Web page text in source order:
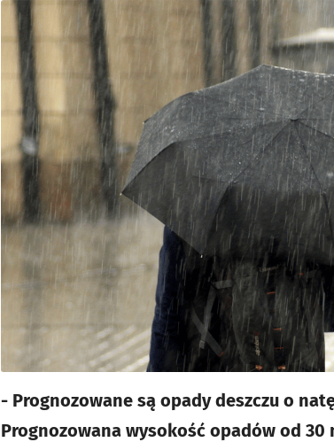
Kliknij, aby powiększyć
- Prognozowane są opady deszczu o
Prognozowana wysokość opadów od